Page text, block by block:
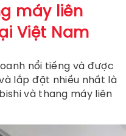
máy liên
Việt Nam
nổi tiếng và được
lắp đặt nhiều nhất là
và thang máy liên